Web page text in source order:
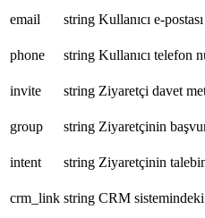
email
string Kullanıcı e-postası
phone
string Kullanıcı telefon
invite
string Ziyaretçi davet
group
string Ziyaretçinin
intent
string Ziyaretçinin
crm_link string CRM